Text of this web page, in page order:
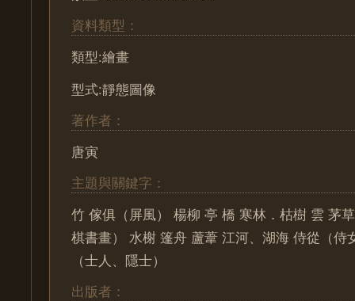
資料類型：
類型:繪畫
型式:靜態圖像
著作者：
唐寅
主題與關鍵字：
竹 傢俱（屏風） 楊柳 亭 橋 寒林．枯樹 雲 茅
棋書畫） 水榭 篷舟 蘆葦 江河、湖海 侍從（侍
（士人、隱士）
出版者：